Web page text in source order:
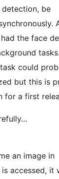
detection, be
the face
could
but this is
for a first
an image in
accessed, it